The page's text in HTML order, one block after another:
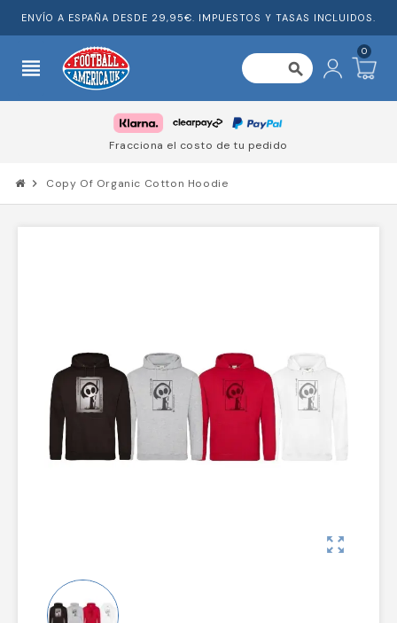
ENVÍO A ESPAÑA DESDE 29,95€. IMPUESTOS Y TASAS INCLUIDOS.
view_headline search
0
Fracciona el costo de tu pedido
chevron_right Copy Of Organic Cotton Hoodie
zoom_out_map